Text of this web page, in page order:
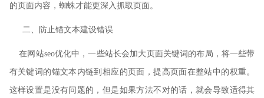
的页面内容，蜘蛛才能更深入抓取页面。
二、防止锚文本建设错误
在网站seo优化中，一些站长会加大页面关键词的布局，将一些带
有关键词的锚文本内链到相应的页面，提高页面在整站中的权重。
这样设置是没有问题的，但是如果方法不对的话，就会导致适得其